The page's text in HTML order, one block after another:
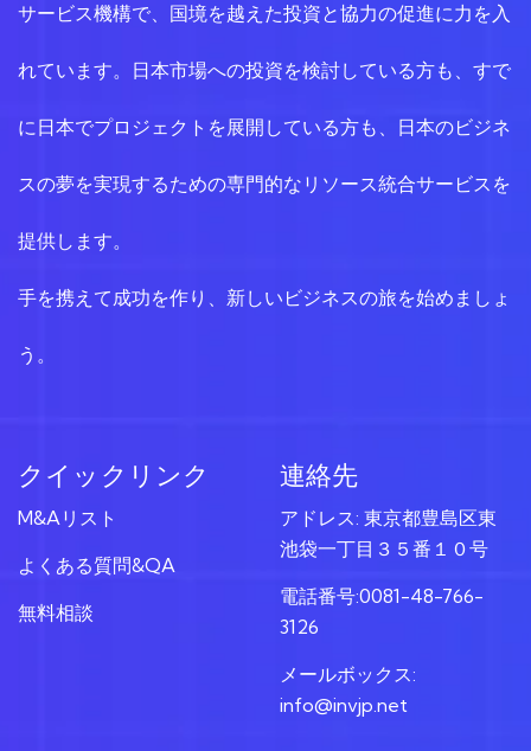
サービス機構で、国境を越えた投資と協力の促進に力を入
れています。日本市場への投資を検討している方も、すで
に日本でプロジェクトを展開している方も、日本のビジネ
スの夢を実現するための専門的なリソース統合サービスを
提供します。
手を携えて成功を作り、新しいビジネスの旅を始めましょ
う。
クイックリンク
M&Aリスト
よくある質問&QA
無料相談
連絡先
アドレス: 東京都豊島区東
池袋一丁目３５番１０号
電話番号:0081-48-766-
3126
メールボックス:
info@invjp.net